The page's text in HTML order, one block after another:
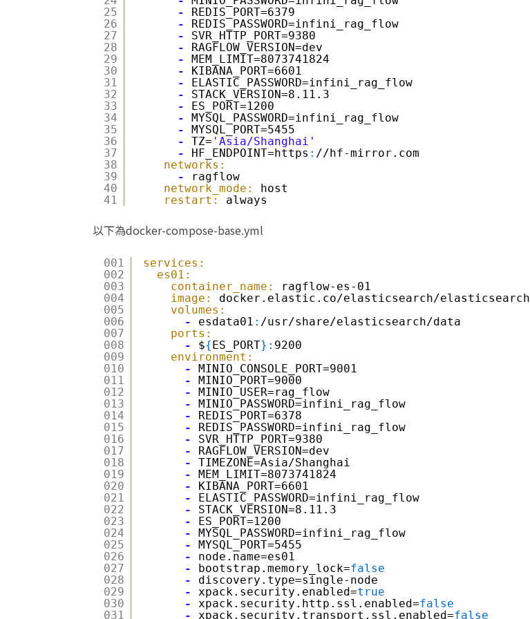
25
26
27
28
29
30
31
32
33
34
35
36
37
38
39
40
41
-
REDIS_PORT=6379
-
REDIS_PASSWORD=infini_rag_flow
-
SVR_HTTP_PORT=9380
-
RAGFLOW_VERSION=dev
-
MEM_LIMIT=8073741824
-
KIBANA_PORT=6601
-
ELASTIC_PASSWORD=infini_rag_flow
-
STACK_VERSION=8.11.3
-
ES_PORT=1200
-
MYSQL_PASSWORD=infini_rag_flow
-
MYSQL_PORT=5455
-
TZ= 'Asia/Shanghai'
-
HF_ENDPOINT=https : //hf-mirror.com
networks:
-
ragflow
network_mode:
host
restart:
always
以下為docker-compose-base.yml
001
002
003
004
005
006
007
008
009
010
011
012
013
014
015
016
017
018
019
020
021
022
023
024
025
026
027
028
029
030
031
services:
es01:
container_name:
ragflow-es-01
image:
docker.elastic.co/elasticsearch/elasticsearch
volumes:
-
esdata01 : /usr/share/elasticsearch/data
ports:
-
${ ES_PORT} : 9200
environment:
-
MINIO_CONSOLE_PORT=9001
-
MINIO_PORT=9000
-
MINIO_USER=rag_flow
-
MINIO_PASSWORD=infini_rag_flow
-
REDIS_PORT=6378
-
REDIS_PASSWORD=infini_rag_flow
-
SVR_HTTP_PORT=9380
-
RAGFLOW_VERSION=dev
-
TIMEZONE=Asia/Shanghai
-
MEM_LIMIT=8073741824
-
KIBANA_PORT=6601
-
ELASTIC_PASSWORD=infini_rag_flow
-
STACK_VERSION=8.11.3
-
ES_PORT=1200
-
MYSQL_PASSWORD=infini_rag_flow
-
MYSQL_PORT=5455
-
node.name=es01
-
bootstrap.memory_lock=false
-
discovery.type=single-node
-
xpack.security.enabled=true
-
xpack.security.http.ssl.enabled=false
-
xpack.security.transport.ssl.enabled=false